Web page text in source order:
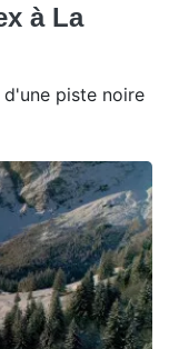
à La
piste noire